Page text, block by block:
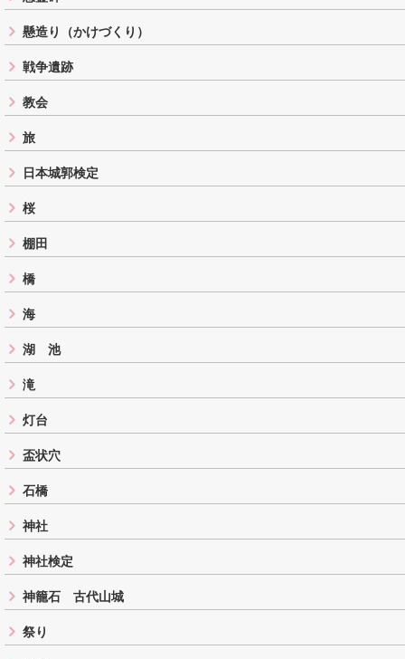
懸造り（かけづくり）
戦争遺跡
教会
旅
日本城郭検定
桜
棚田
橋
海
湖 池
滝
灯台
盃状穴
石橋
神社
神社検定
神籠石 古代山城
祭り